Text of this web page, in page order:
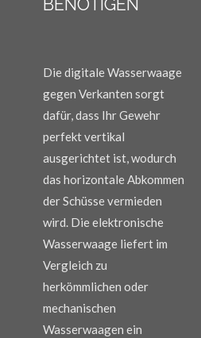
BENÖTIGEN
Die digitale Wasserwaage
gegen Verkanten sorgt
dafür, dass Ihr Gewehr
perfekt vertikal
ausgerichtet ist, wodurch
das horizontale Abkommen
der Schüsse vermieden
wird. Die elektronische
Wasserwaage liefert im
Vergleich zu
herkömmlichen oder
mechanischen
Wasserwaagen ein